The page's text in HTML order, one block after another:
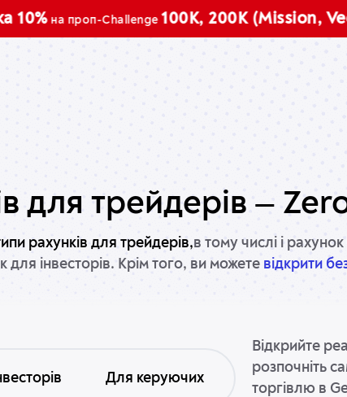
на проп-Challenge100K, 200K (Mission, Vector)
для трейдерів —
рахунків для трейдерів,в тому числі і рахунок
для інвесторів. Крім того, ви можете відкрити
Для керуючих
Відкрийте
розпочніть
торгівлю в